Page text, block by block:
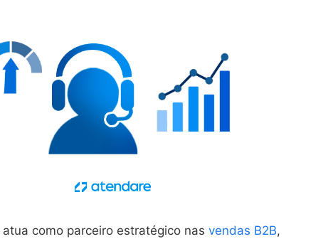
atua como parceiro estratégico nas vendas B2B,